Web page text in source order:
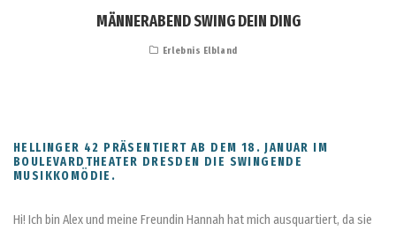
MÄNNERABEND SWING DEIN DING
Erlebnis Elbland
HELLINGER 42 PRÄSENTIERT AB DEM 18. JANUAR IM
BOULEVARDTHEATER DRESDEN DIE SWINGENDE
MUSIKKOMÖDIE.
Hi! Ich bin Alex und meine Freundin Hannah hat mich ausquartiert, da sie